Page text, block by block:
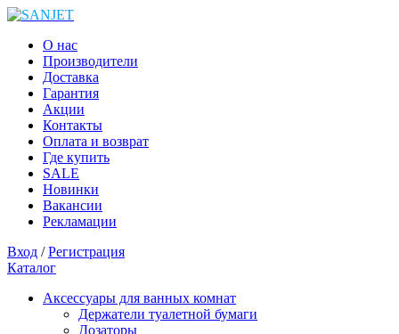
О нас
Производители
Доставка
Гарантия
Акции
Контакты
Оплата и возврат
Где купить
SALE
Новинки
Вакансии
Рекламации
Вход /Регистрация
Каталог
Аксессуары для ванных комнат
Держатели туалетной бумаги
Дозаторы